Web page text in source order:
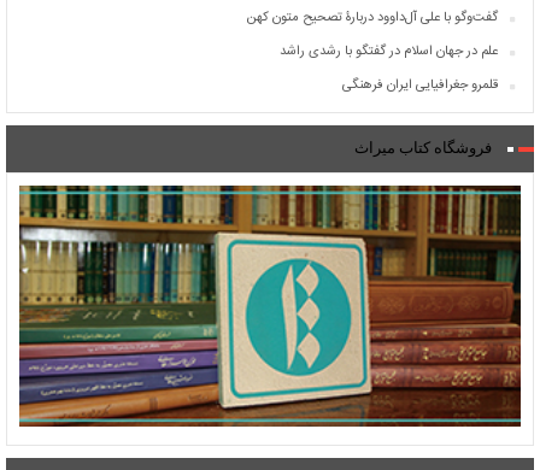
گفت‌وگو با علی آل‌داوود دربارۀ تصحیح متون کهن
علم در جهان اسلام در گفتگو با رشدی راشد
قلمرو جغرافیایی ایران فرهنگی
فروشگاه کتاب میراث